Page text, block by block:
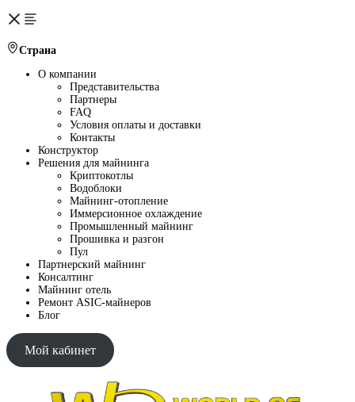
Страна
О компании
Представительства
Партнеры
FAQ
Условия оплаты и доставки
Контакты
Конструктор
Решения для майнинга
Криптокотлы
Водоблоки
Майнинг-отопление
Иммерсионное охлаждение
Промышленный майнинг
Прошивка и разгон
Пул
Партнерский майнинг
Консалтинг
Майнинг отель
Ремонт ASIC-майнеров
Блог
Мой кабинет